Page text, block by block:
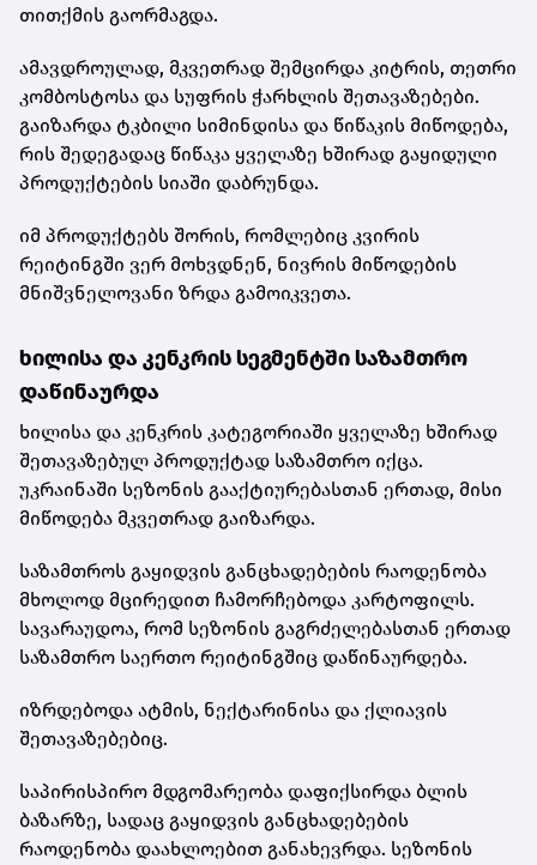
თითქმის გაორმაგდა.
ამავდროულად, მკვეთრად შემცირდა კიტრის, თეთრი
კომბოსტოსა და სუფრის ჭარხლის შეთავაზებები.
გაიზარდა ტკბილი სიმინდისა და წიწაკის მიწოდება,
რის შედეგადაც წიწაკა ყველაზე ხშირად გაყიდული
პროდუქტების სიაში დაბრუნდა.
იმ პროდუქტებს შორის, რომლებიც კვირის
რეიტინგში ვერ მოხვდნენ, ნივრის მიწოდების
მნიშვნელოვანი ზრდა გამოიკვეთა.
ხილისა და კენკრის სეგმენტში საზამთრო
დაწინაურდა
ხილისა და კენკრის კატეგორიაში ყველაზე ხშირად
შეთავაზებულ პროდუქტად საზამთრო იქცა.
უკრაინაში სეზონის გააქტიურებასთან ერთად, მისი
მიწოდება მკვეთრად გაიზარდა.
საზამთროს გაყიდვის განცხადებების რაოდენობა
მხოლოდ მცირედით ჩამორჩებოდა კარტოფილს.
სავარაუდოა, რომ სეზონის გაგრძელებასთან ერთად
საზამთრო საერთო რეიტინგშიც დაწინაურდება.
იზრდებოდა ატმის, ნექტარინისა და ქლიავის
შეთავაზებებიც.
საპირისპირო მდგომარეობა დაფიქსირდა ბლის
ბაზარზე, სადაც გაყიდვის განცხადებების
რაოდენობა დაახლოებით განახევრდა. სეზონის